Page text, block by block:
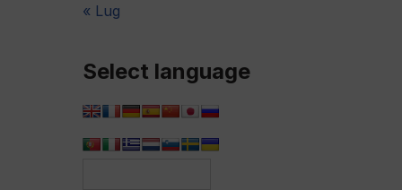
« Lug
Select language